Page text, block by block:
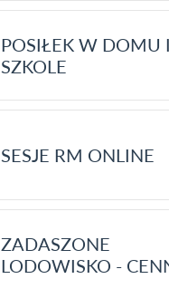
POSIŁEK W DOMU
SZKOLE
SESJE RM ONLINE
ZADASZONE
LODOWISKO -